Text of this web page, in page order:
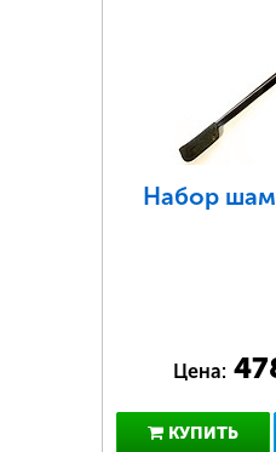
Набор
Цена:
КУПИТЬ